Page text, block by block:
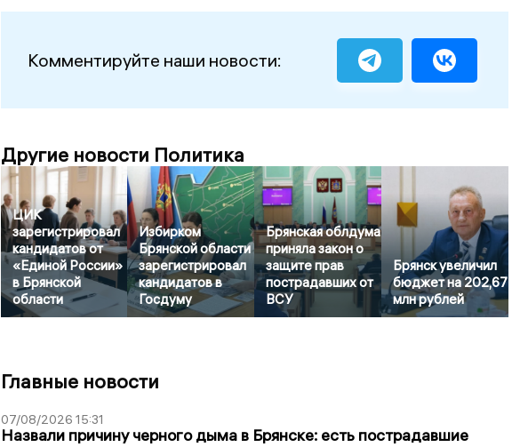
Комментируйте наши новости:
Другие новости Политика
ЦИК
зарегистрировал
кандидатов от
«Единой России»
в Брянской
области
Избирком
Брянской области
зарегистрировал
кандидатов в
Госдуму
Брянская облдума
приняла закон о
защите прав
пострадавших от
ВСУ
Брянск увеличил
бюджет на 202,67
млн рублей
Главные новости
07/08/2026 15:31
Назвали причину черного дыма в Брянске: есть пострадавшие